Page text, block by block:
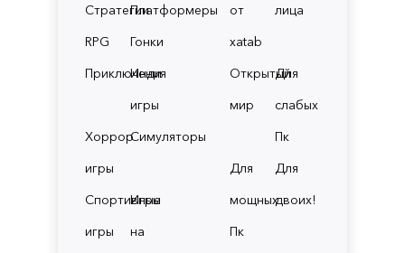
СтратегииПлатформеры
RPG
Гонки
Приключения
Инди
игры
Хоррор
игры
Симуляторы
Спортивные
игры
Игры
на
от
xatab
лица
Открытый
мир
Для
слабых
Пк
Для
мощных
Пк
Для
двоих!